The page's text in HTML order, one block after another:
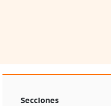
Secciones